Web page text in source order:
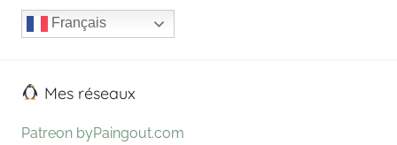
Français
Mes réseaux
Patreon byPaingout.com